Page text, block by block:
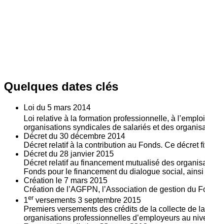
Quelques dates clés
Loi du 5 mars 2014
Loi relative à la formation professionnelle, à
organisations syndicales de salariés et des
Décret du 30 décembre 2014
Décret relatif à la contribution au Fonds. Ce décret
Décret du 28 janvier 2015
Décret relatif au financement mutualisé des
Fonds pour le financement du dialogue social,
Création le 7 mars 2015
Création de l’AGFPN, l’Association de gestion du
1er versements 3 septembre 2015
Premiers versements des crédits de la collecte de
organisations professionnelles d’employeurs au